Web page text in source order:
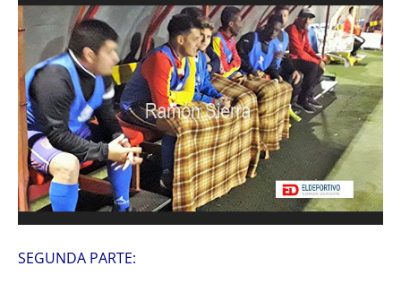
SEGUNDA PARTE: